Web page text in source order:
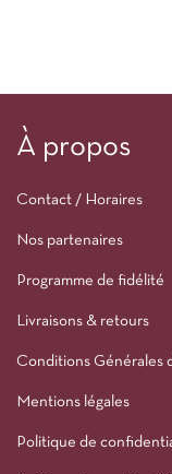
À propos
Contact / Horaires
Nos partenaires
Programme de fidélité
Livraisons & retours
Conditions Générales
Mentions légales
Politique de